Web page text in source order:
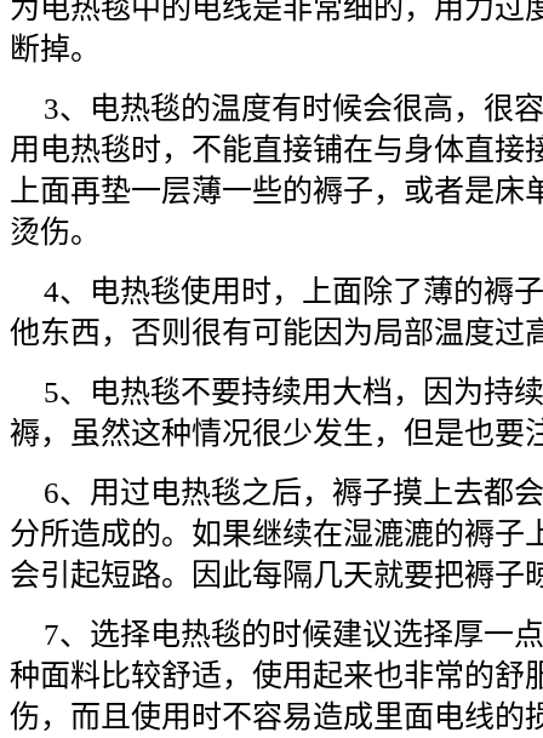
为电热毯中的电线是非常细的，用力过
断掉。
3、电热毯的温度有时候会很高，很
用电热毯时，不能直接铺在与身体直接
上面再垫一层薄一些的褥子，或者是
烫伤。
4、电热毯使用时，上面除了薄的褥
他东西，否则很有可能因为局部温度过
5、电热毯不要持续用大档，因为持
褥，虽然这种情况很少发生，但是也要
6、用过电热毯之后，褥子摸上去都
分所造成的。如果继续在湿漉漉的褥子
会引起短路。因此每隔几天就要把褥子
7、选择电热毯的时候建议选择厚一
种面料比较舒适，使用起来也非常的舒
伤，而且使用时不容易造成里面电线的